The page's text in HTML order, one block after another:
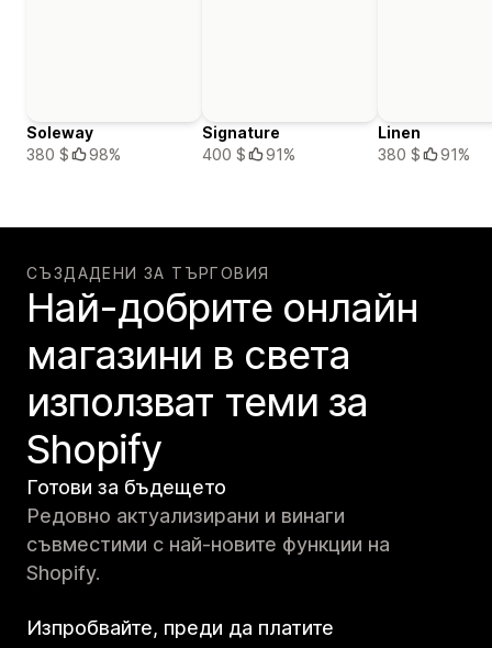
Soleway
380 $
98%
Signature
400 $
91%
Linen
380 $
91%
СЪЗДАДЕНИ ЗА ТЪРГОВИЯ
Най-добрите онлайн
магазини в света
използват теми за
Shopify
Готови за бъдещето
Редовно актуализирани и винаги
съвместими с най-новите функции на
Shopify.
Изпробвайте, преди да платите